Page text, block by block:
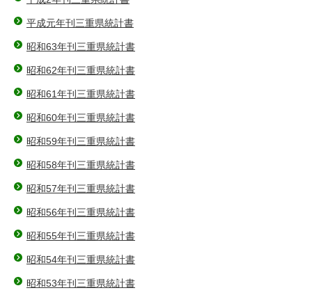
平成元年刊三重県統計書
昭和63年刊三重県統計書
昭和62年刊三重県統計書
昭和61年刊三重県統計書
昭和60年刊三重県統計書
昭和59年刊三重県統計書
昭和58年刊三重県統計書
昭和57年刊三重県統計書
昭和56年刊三重県統計書
昭和55年刊三重県統計書
昭和54年刊三重県統計書
昭和53年刊三重県統計書